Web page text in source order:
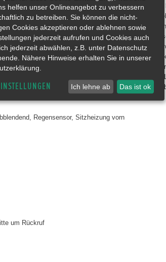
(HSS), Fahrassistenz-System:
Fahrer-Informations-System,
beleuchtet, Induktionsladeschale für Smartphone,
mit Abblendautomatik, Intelligenter
vorn neigungsverstellbar, Kühlergrill
Sitz vorn rechts, elektr. verstellbar, Lenksäule
Nebelscheinwerfer LED, Nebelschlussleuchte,
nach Abgasnorm Euro 6, Schalt-/
mit Make-up-Spiegel, Sonnenblenden mit Spiegel
verchromt
Regensensor, Sitzheizung vorn
um Rückruf
helfen unser Onlineangebot zu verbessern
zu betreiben. Sie können die nicht-
Cookies akzeptieren oder ablehnen sowie
jederzeit aufrufen und Cookies auch
jederzeit abwählen, z.B. unter Datenschutz
Nähere Hinweise erhalten Sie in unserer
Ich lehne ab Das ist ok